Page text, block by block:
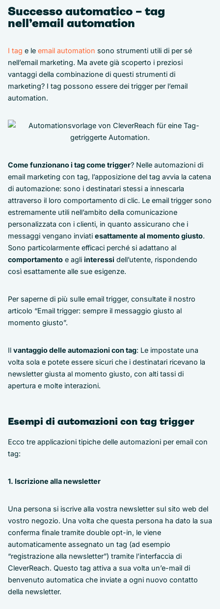
Successo automatico – tag
nell’email automation
I tag e le email automation sono strumenti utili di per sé
nell’email marketing. Ma avete già scoperto i preziosi
vantaggi della combinazione di questi strumenti di
marketing? I tag possono essere dei trigger per l’email
automation.
Come funzionano i tag come trigger? Nelle automazioni di
email marketing con tag, l’apposizione del tag avvia la catena
di automazione: sono i destinatari stessi a innescarla
attraverso il loro comportamento di clic. Le email trigger sono
estremamente utili nell’ambito della comunicazione
personalizzata con i clienti, in quanto assicurano che i
messaggi vengano inviati esattamente al momento giusto.
Sono particolarmente efficaci perché si adattano al
comportamento e agli interessi dell’utente, rispondendo
così esattamente alle sue esigenze.
Per saperne di più sulle email trigger, consultate il nostro
articolo “Email trigger: sempre il messaggio giusto al
momento giusto”.
Il vantaggio delle automazioni con tag: Le impostate una
volta sola e potete essere sicuri che i destinatari ricevano la
newsletter giusta al momento giusto, con alti tassi di
apertura e molte interazioni.
Esempi di automazioni con tag trigger
Ecco tre applicazioni tipiche delle automazioni per email con
tag:
1. Iscrizione alla newsletter
Una persona si iscrive alla vostra newsletter sul sito web del
vostro negozio. Una volta che questa persona ha dato la sua
conferma finale tramite double opt-in, le viene
automaticamente assegnato un tag (ad esempio
“registrazione alla newsletter”) tramite l’interfaccia di
CleverReach. Questo tag attiva a sua volta un’e-mail di
benvenuto automatica che inviate a ogni nuovo contatto
della newsletter.